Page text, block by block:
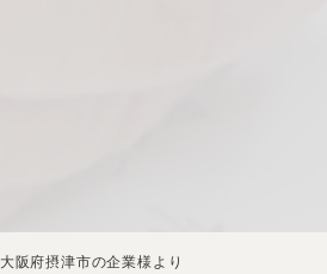
大阪府摂津市の企業様より